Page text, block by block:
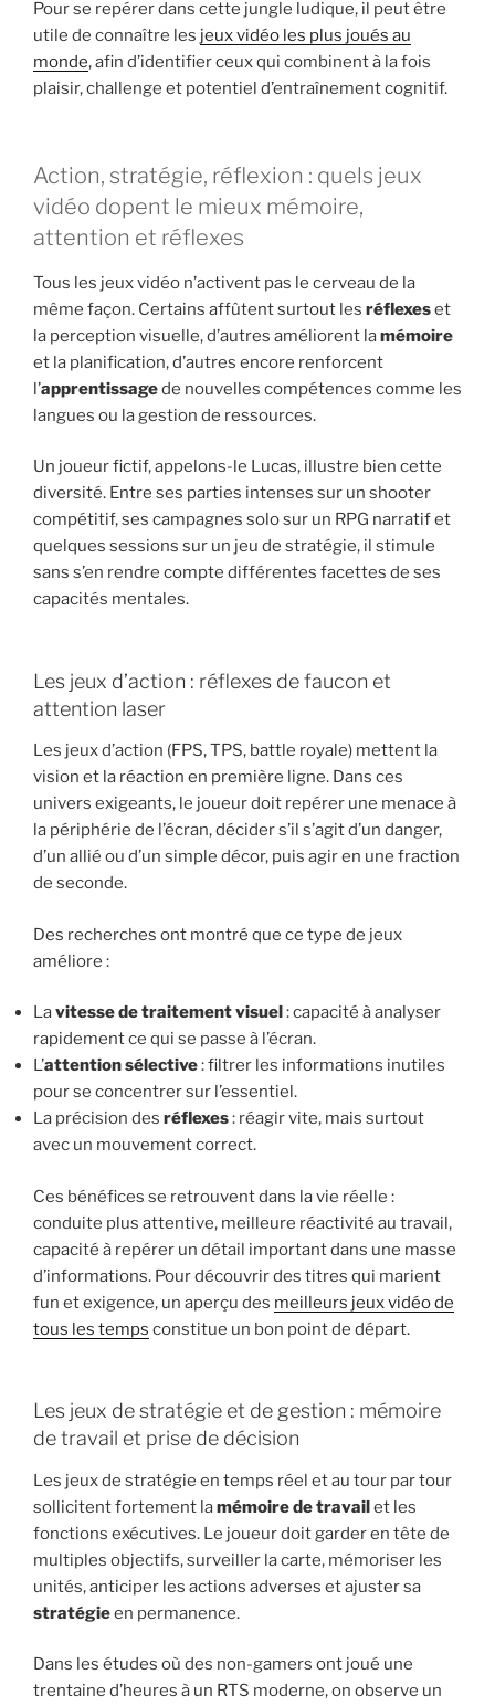
Pour se repérer dans cette jungle ludique, il peut être
utile de connaître les jeux vidéo les plus joués au
monde, afin d’identifier ceux qui combinent à la fois
plaisir, challenge et potentiel d’entraînement cognitif.
Action, stratégie, réflexion : quels jeux
vidéo dopent le mieux mémoire,
attention et réflexes
Tous les jeux vidéo n’activent pas le cerveau de la
même façon. Certains affûtent surtout les réflexeset
la perception visuelle, d’autres améliorent lamémoire
et la planification, d’autres encore renforcent
l’apprentissagede nouvelles compétences comme les
langues ou la gestion de ressources.
Un joueur fictif, appelons-le Lucas, illustre bien cette
diversité. Entre ses parties intenses sur un shooter
compétitif, ses campagnes solo sur un RPG narratif et
quelques sessions sur un jeu de stratégie, il stimule
sans s’en rendre compte différentes facettes de ses
capacités mentales.
Les jeux d’action : réflexes de faucon et
attention laser
Les jeux d’action (FPS, TPS, battle royale) mettent la
vision et la réaction en première ligne. Dans ces
univers exigeants, le joueur doit repérer une menace à
la périphérie de l’écran, décider s’il s’agit d’un danger,
d’un allié ou d’un simple décor, puis agir en une fraction
de seconde.
Des recherches ont montré que ce type de jeux
améliore :
Lavitesse de traitement visuel : capacité à analyser
rapidement ce qui se passe à l’écran.
L’attention sélective: filtrer les informations inutiles
pour se concentrer sur l’essentiel.
La précision des réflexes: réagir vite, mais surtout
avec un mouvement correct.
Ces bénéfices se retrouvent dans la vie réelle :
conduite plus attentive, meilleure réactivité au travail,
capacité à repérer un détail important dans une masse
d’informations. Pour découvrir des titres qui marient
fun et exigence, un aperçu des meilleurs jeux vidéo de
tous les temps constitue un bon point de départ.
Les jeux de stratégie et de gestion : mémoire
de travail et prise de décision
Les jeux de stratégie en temps réel et au tour par tour
sollicitent fortement lamémoire de travailet les
fonctions exécutives. Le joueur doit garder en tête de
multiples objectifs, surveiller la carte, mémoriser les
unités, anticiper les actions adverses et ajuster sa
stratégieen permanence.
Dans les études où des non-gamers ont joué une
trentaine d’heures à un RTS moderne, on observe un